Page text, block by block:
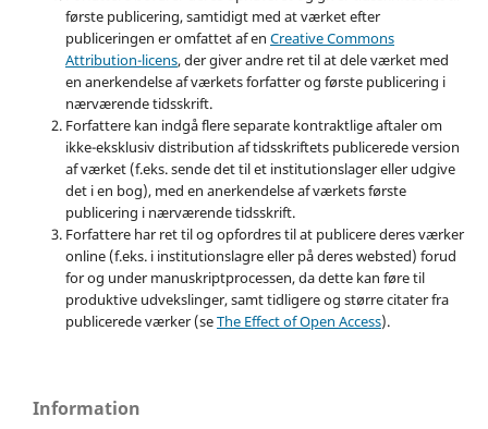
første publicering, samtidigt med at værket efter
publiceringen er omfattet af en Creative Commons
Attribution-licens, der giver andre ret til at dele værket med
en anerkendelse af værkets forfatter og første publicering i
nærværende tidsskrift.
Forfattere kan indgå flere separate kontraktlige aftaler om
ikke-eksklusiv distribution af tidsskriftets publicerede version
af værket (f.eks. sende det til et institutionslager eller udgive
det i en bog), med en anerkendelse af værkets første
publicering i nærværende tidsskrift.
Forfattere har ret til og opfordres til at publicere deres værker
online (f.eks. i institutionslagre eller på deres websted) forud
for og under manuskriptprocessen, da dette kan føre til
produktive udvekslinger, samt tidligere og større citater fra
publicerede værker (seThe Effect of Open Access).
Information